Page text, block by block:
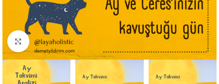
Click to enlarge